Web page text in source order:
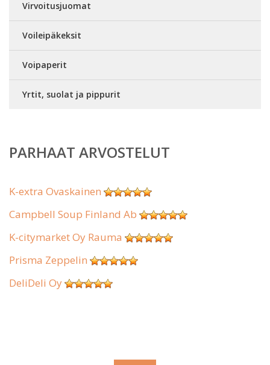
Virvoitusjuomat
Voileipäkeksit
Voipaperit
Yrtit, suolat ja pippurit
PARHAAT ARVOSTELUT
K-extra Ovaskainen
Campbell Soup Finland Ab
K-citymarket Oy Rauma
Prisma Zeppelin
DeliDeli Oy